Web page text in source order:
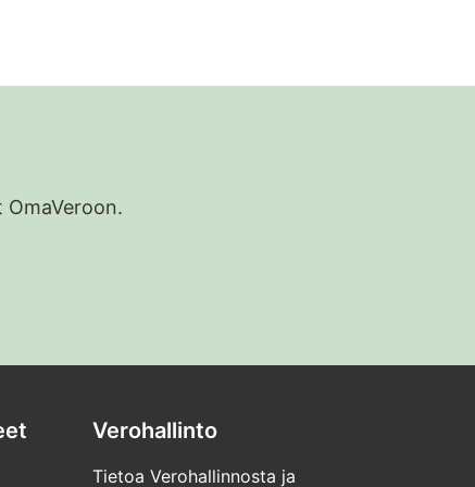
tulojen kertymistä vuoden aikana. Näin
tilata uuden verokortin vuoden aikana niin
Verohallinto
Tietoa Verohallinnosta ja